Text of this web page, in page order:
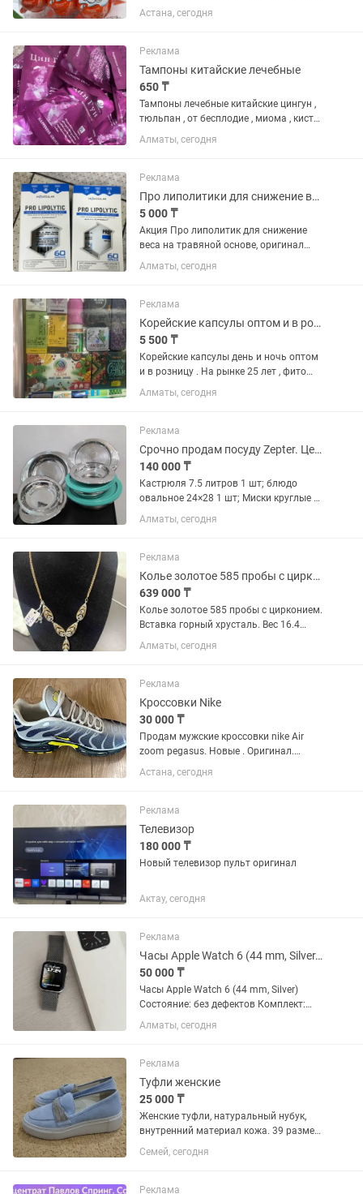
собрать все фигурки пока они есть.
Оригинал, срок годности в порядке.
как призы на праздник или...
Астана, сегодня
Реклама
Тампоны китайские лечебные
650 ₸
Тампоны лечебные китайские цингун ,
тюльпан , от бесплодие , миома , киста ,
цистит , воспаление придатков,
оригинал 100%
Алматы, сегодня
Реклама
Про липолитики для снижение веса оригинал
5 000 ₸
Акция Про липолитик для снижение
веса на травяной основе, оригинал
100% . Самые вкусные цены , на рынке
25 лет . Фито аптека . Все бады
через почту , Индрайвер ,...
Алматы, сегодня
Реклама
Корейские капсулы оптом и в розницу оригинал . На рынке 25 лет , отправка ,
5 500 ₸
Корейские капсулы день и ночь оптом
и в розницу . На рынке 25 лет , фито
аптека . Доставка в любой город
Алматы, сегодня
Реклама
Срочно продам посуду Zepter. Цена снижена! Кастрюля
140 000 ₸
Кастрюля 7.5 литров 1 шт; блюдо
овальное 24×28 1 шт; Миски круглые с
крышкой глубокие: 24×20 1 шт и 24×28
1 шт; миски овальные без крышек
шт, и 28×34 1 шт,...
Алматы, сегодня
Реклама
Колье золотое 585 пробы с цирконием
639 000 ₸
Колье золотое 585 пробы с цирконием.
Вставка горный хрусталь. Вес 16.4
грамма. Производство 1 Московский
ювелирный завод. Оригинал проба
изделия. Лучшая цена по 39000...
Алматы, сегодня
Реклама
Кроссовки Nike
30 000 ₸
Продам мужские кроссовки nike Air
zoom pegasus. Новые . Оригинал.
Продам за 30 тыс.
Астана, сегодня
Реклама
Телевизор
180 000 ₸
Новый телевизор пульт оригинал
Актау, сегодня
Реклама
Часы Apple Watch 6 (44 mm, Silver, оригинал)
50 000 ₸
Часы Apple Watch 6 (44 mm, Silver)
Состояние: без дефектов Комплект:
коробка, ремешки. Оригинал.
Алматы, сегодня
Реклама
Туфли женские
25 000 ₸
Женские туфли, натуральный нубук,
внутренний материал кожа. 39 размер.
Турция.Оригинал..
Семей, сегодня
Реклама